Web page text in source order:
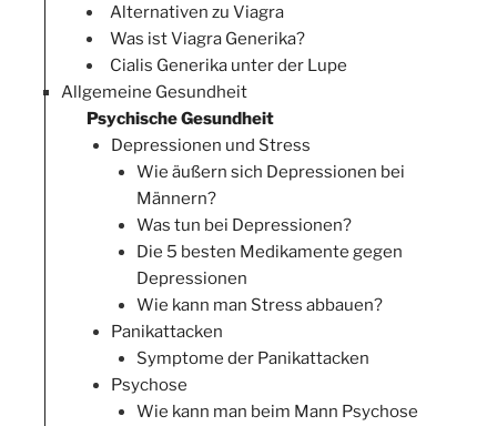
Alternativen zu Viagra
Was ist Viagra Generika?
Cialis Generika unter der Lupe
Allgemeine Gesundheit
Psychische Gesundheit
Depressionen und Stress
Wie äußern sich Depressionen bei
Männern?
Was tun bei Depressionen?
Die 5 besten Medikamente gegen
Depressionen
Wie kann man Stress abbauen?
Panikattacken
Symptome der Panikattacken
Psychose
Wie kann man beim Mann Psychose